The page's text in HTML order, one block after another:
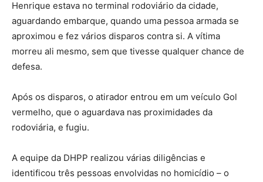
Henrique estava no terminal rodoviário da cidade,
aguardando embarque, quando uma pessoa armada se
aproximou e fez vários disparos contra si. A vítima
morreu ali mesmo, sem que tivesse qualquer chance de
defesa.
Após os disparos, o atirador entrou em um veículo Gol
vermelho, que o aguardava nas proximidades da
rodoviária, e fugiu.
A equipe da DHPP realizou várias diligências e
identificou três pessoas envolvidas no homicídio – o